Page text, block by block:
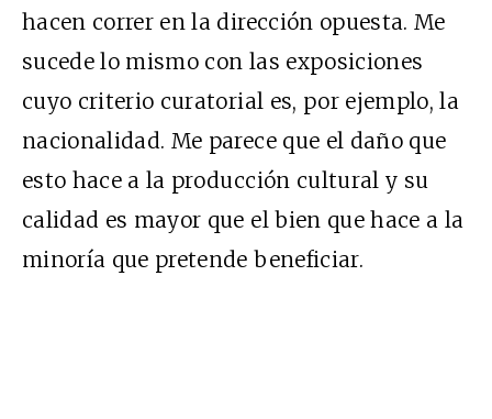
hacen correr en la dirección opuesta. Me
sucede lo mismo con las exposiciones
cuyo criterio curatorial es, por ejemplo, la
nacionalidad. Me parece que el daño que
esto hace a la producción cultural y su
calidad es mayor que el bien que hace a la
minoría que pretende beneficiar.